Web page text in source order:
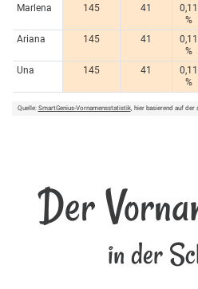
Marlena
145 41
0,11
%
Ariana
145 41
0,11
%
Una
145 41
0,11
%
Quelle: SmartGenius-Vornamensstatistik, hier basierend auf
Der
in der